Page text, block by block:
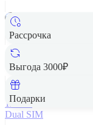
Рассрочка
Выгода 3000₽
Подарки
Apple iPhone 14
128 Гб
Dual SIM